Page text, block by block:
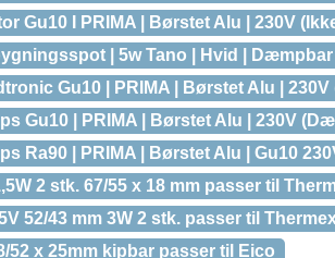
Gu10 I PRIMA | Børstet Alu | 230V
| 5w Tano | Hvid | Dæmpbar
Gu10 | PRIMA | Børstet Alu |
Gu10 | PRIMA | Børstet Alu | 230V
Ra90 | PRIMA | Børstet Alu | Gu10
2 stk. 67/55 x 18 mm passer til
52/43 mm 3W 2 stk. passer til
52 x 25mm kipbar passer til Eico